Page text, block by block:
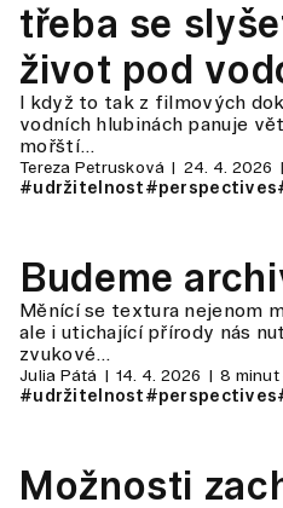
třeba se
život pod
I když to tak z filmových
vodních hlubinách panuje
mořští…
Tereza Petrusková 24. 4. 2026
#udržitelnost#perspectives
Budeme
Měnící se textura nejenom
ale i utichající přírody nás
zvukové…
Julia Pátá 14. 4. 2026 8 minut
#udržitelnost#perspectives
Možnosti